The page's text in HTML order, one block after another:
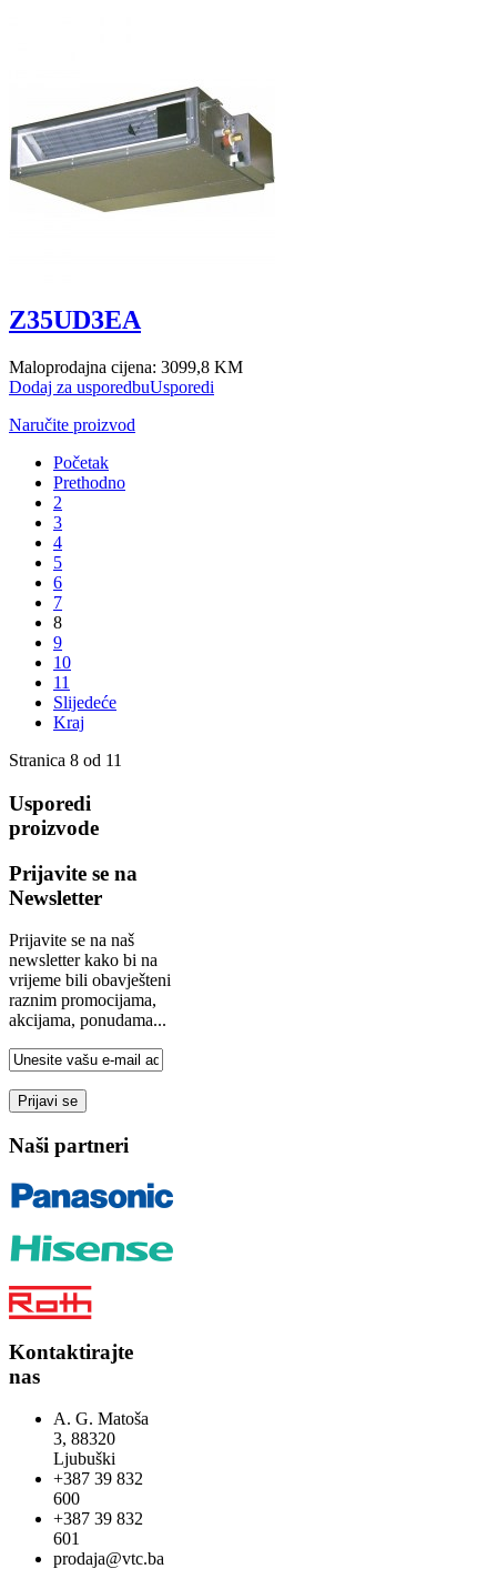
Z35UD3EA
Maloprodajna cijena: 3099,8 KM
Dodaj za usporedbuUsporedi
Naručite proizvod
Početak
Prethodno
2
3
4
5
6
7
8
9
10
11
Slijedeće
Kraj
Stranica 8 od 11
Usporedi
proizvode
Prijavite se na
Newsletter
Prijavite se na naš
newsletter kako bi na
vrijeme bili obavješteni
raznim promocijama,
akcijama, ponudama...
Naši partneri
Kontaktirajte
nas
A. G. Matoša
3, 88320
Ljubuški
+387 39 832
600
+387 39 832
601
prodaja@vtc.ba